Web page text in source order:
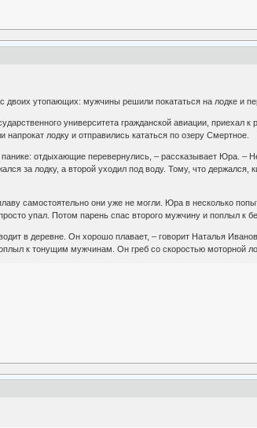
двоих утопающих: мужчины решили покататься на лодке и
университета гражданской авиации, приехал
лодку и отправились кататься по озеру Смертное.
отдыхающие перевернулись, – рассказывает Юра. –
за лодку, а второй уходил под воду. Тому, что
самостоятельно они уже не могли. Юра в несколько
упал. Потом парень спас второго мужчину и поплыл к
в деревне. Он хорошо плавает, – говорит Наталья
к тонущим мужчинам. Он греб со скоростью моторной